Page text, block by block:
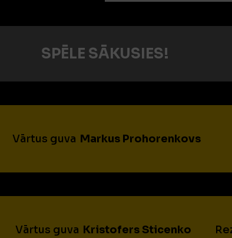
SPĒLE SĀKUSIES!
Vārtus guva Markus Prohorenkovs
Vārtus guva Kristofers Sticenko